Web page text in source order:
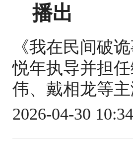
播出
《我在民间破
悦年执导并担
伟、戴相龙等
2026-04-30